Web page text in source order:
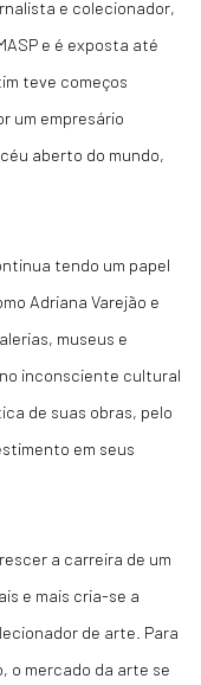
e colecionador,
e é exposta até
teve começos
um empresário
aberto do mundo,
tendo um papel
Adriana Varejão e
museus e
inconsciente cultural
de suas obras, pelo
em seus
a carreira de um
e mais cria-se a
de arte. Para
o mercado da arte se